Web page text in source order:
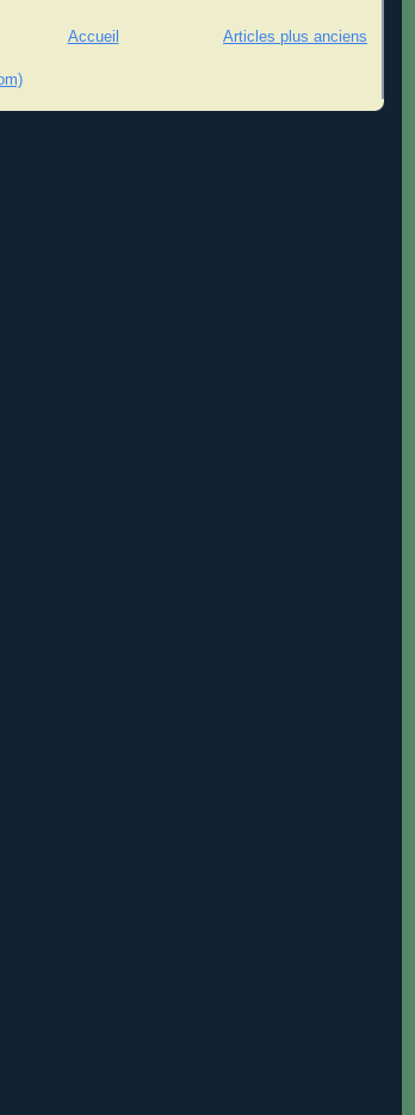
Articles plus anciens
Accueil